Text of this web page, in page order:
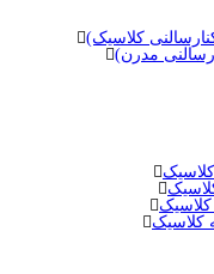
کلاسیک)
مدرن)
کلاسیک